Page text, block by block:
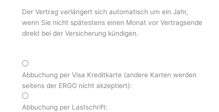
Der Vertrag verlängert sich automatisch um ein Jahr,
wenn Sie nicht spätestens einen Monat vor Vertragsende
direkt bei der Versicherung kündigen.
Abbuchung per Visa Kreditkarte (andere Karten werden
seitens der ERGO nicht akzeptiert):
Abbuchung per Lastschrift: